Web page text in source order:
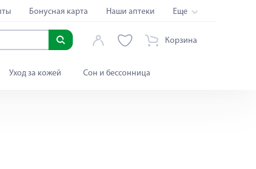
Бонусная карта Наши аптеки Еще
Корзина
Уход за кожей Сон и бессонница